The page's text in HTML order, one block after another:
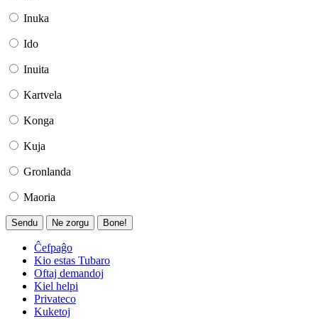
Inuka
Ido
Inuita
Kartvela
Konga
Kuja
Gronlanda
Maoria
Sendu Ne zorgu Bone!
Ĉefpaĝo
Kio estas Tubaro
Oftaj demandoj
Kiel helpi
Privateco
Kuketoj